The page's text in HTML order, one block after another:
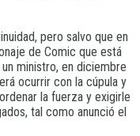
pero salvo que en
de Comic que está
ministro, en diciembre
ocurrir con la cúpula y
la fuerza y exigirle
tal como anunció el